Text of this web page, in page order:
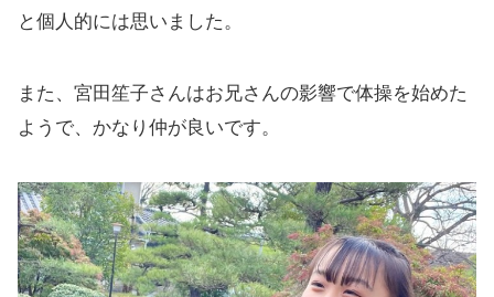
と個人的には思いました。
また、宮田笙子さんはお兄さんの影響で体操を始めた
ようで、かなり仲が良いです。